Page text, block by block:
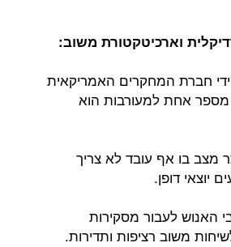
חברת המחקרים האמריקאית
מספר אחת למעורבות הוא
מצב בו אף עובד לא צריך
יוצאי דופן.
האנוש לעבור מסקירות
משוב רציפות ותדירות.